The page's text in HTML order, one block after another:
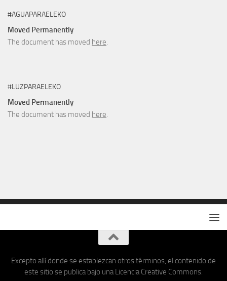
#AGUAPARAELEKO
Moved Permanently
The document has moved here.
#LUZPARAELEKO
Moved Permanently
The document has moved here.
Excepto allí donde se establezcan otros términos, el contenido de
este sitio se publica bajo una Licencia Creative Commons.